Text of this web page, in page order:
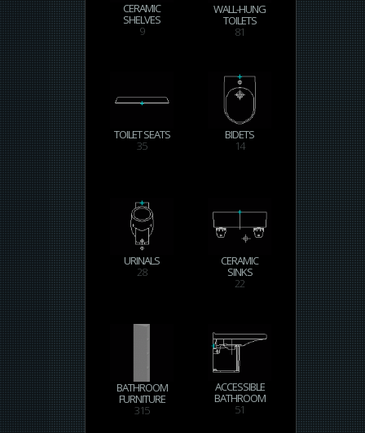
CERAMIC
SHELVES
9
WALL-HUNG
TOILETS
81
TOILET SEATS
35
BIDETS
14
URINALS
28
CERAMIC
SINKS
22
BATHROOM
FURNITURE
315
ACCESSIBLE
BATHROOM
51